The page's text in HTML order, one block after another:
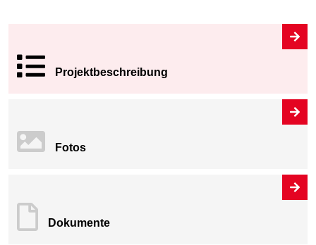
Projekt­beschreibung
Fotos
Dokumente